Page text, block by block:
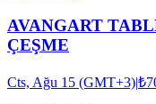
AVANGART
ÇEŞME
Cts, Ağu 15 (GMT+3)|